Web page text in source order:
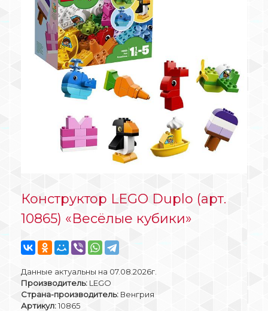
Конструктор LEGO Duplo (арт.
10865) «Весёлые кубики»
Данные актуальны на 07.08.2026г.
Производитель: LEGO
Страна-производитель: Венгрия
Артикул:10865